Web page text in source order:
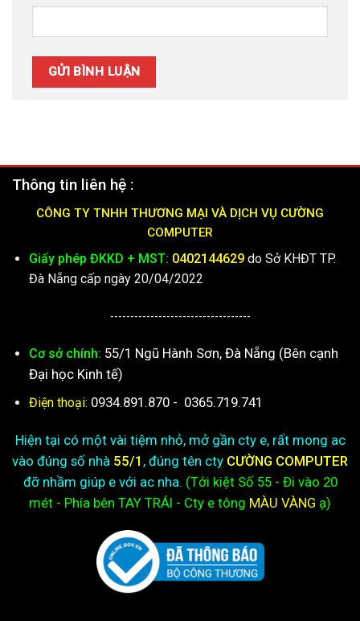
Thông tin liên hệ :
CÔNG TY TNHH THƯƠNG MẠI VÀ DỊCH VỤ CƯỜNG
COMPUTER
Giấy phép ĐKKD + MST: 0402144629do Sở KHĐT TP.
Đà Nẵng cấp ngày 20/04/2022
-----------------------------------
Cơ sở chính: 55/1 Ngũ Hành Sơn, Đà Nẵng (Bên cạnh
Đại học Kinh tế)
Điện thoại: 0934.891.870 - 0365.719.741
Hiện tại có một vài tiệm nhỏ, mở gần cty e, rất mong ac
vào đúng số nhà 55/1 , đúng tên cty CƯỜNG COMPUTER
đỡ nhầm giúp e với ac nha. (Tới kiệtSố 55 - Đi vào 20
mét - Phía bên TAY TRÁI - Cty e tông MÀU VÀNG ạ)